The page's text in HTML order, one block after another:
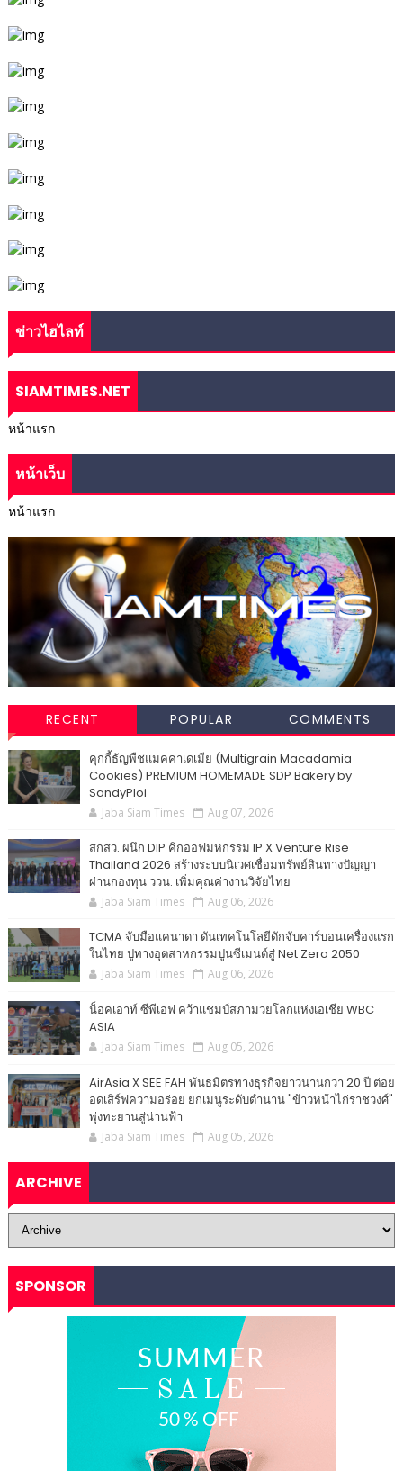
ข่าวไฮไลท์
SIAMTIMES.NET
หน้าแรก
หน้าเว็บ
หน้าแรก
RECENT POPULAR COMMENTS
คุกกี้ธัญพืชแมคคาเดเมีย (Multigrain Macadamia
Cookies) PREMIUM HOMEMADE SDP Bakery by
SandyPloi
Jaba Siam Times Aug 07, 2026
สกสว. ผนึก DIP คิกออฟมหกรรม IP X Venture Rise
Thailand 2026 สร้างระบบนิเวศเชื่อมทรัพย์สินทางปัญญา
ผ่านกองทุน ววน. เพิ่มคุณค่างานวิจัยไทย
Jaba Siam Times Aug 06, 2026
TCMA จับมือแคนาดา ดันเทคโนโลยีดักจับคาร์บอนเครื่องแรก
ในไทย ปูทางอุตสาหกรรมปูนซีเมนต์สู่ Net Zero 2050
Jaba Siam Times Aug 06, 2026
น็อคเอาท์ ซีพีเอฟ คว้าแชมป์สภามวยโลกแห่งเอเชีย WBC
ASIA
Jaba Siam Times Aug 05, 2026
AirAsia X SEE FAH พันธมิตรทางธุรกิจยาวนานกว่า 20 ปี ต่อย
อดเสิร์ฟความอร่อย ยกเมนูระดับตำนาน "ข้าวหน้าไก่ราชวงศ์"
พุ่งทะยานสู่น่านฟ้า
Jaba Siam Times Aug 05, 2026
ARCHIVE
SPONSOR